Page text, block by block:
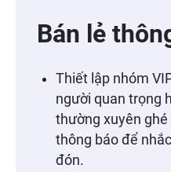
Bán lẻ
Thiết lập nhóm
người quan trọng
thường xuyên
thông báo để
đón.